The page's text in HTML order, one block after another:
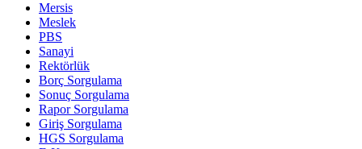
Mersis
Meslek
PBS
Sanayi
Rektörlük
Borç Sorgulama
Sonuç Sorgulama
Rapor Sorgulama
Giriş Sorgulama
HGS Sorgulama